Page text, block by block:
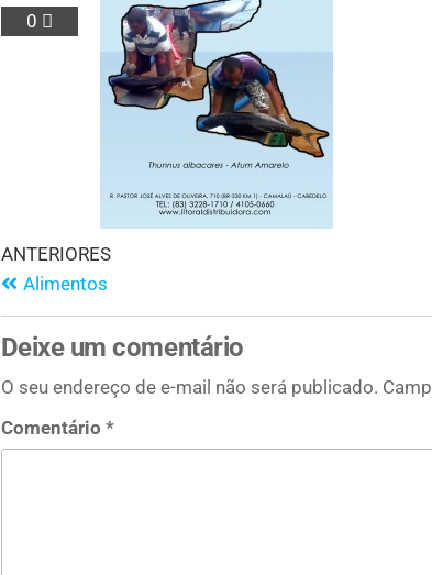
0
ANTERIORES
Alimentos
Deixe um comentário
O seu endereço de e-mail não será publicado.
Comentário *